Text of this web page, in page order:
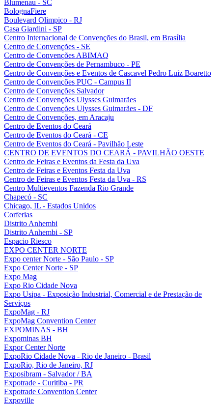
Blumenau - SC
BolognaFiere
Boulevard Olimpico - RJ
Casa Giardini - SP
Centro Internacional de Convenções do Brasil, em Brasília
Centro de Convenções - SE
Centro de Convenções ABIMAQ
Centro de Convenções de Pernambuco - PE
Centro de Convenções e Eventos de Cascavel Pedro Luiz Boaretto
Centro de Convenções PUC - Campus II
Centro de Convenções Salvador
Centro de Convenções Ulysses Guimarães
Centro de Convenções Ulysses Guimarães - DF
Centro de Convenções, em Aracaju
Centro de Eventos do Ceará
Centro de Eventos do Ceará - CE
Centro de Eventos do Ceará - Pavilhão Leste
CENTRO DE EVENTOS DO CEARÁ - PAVILHÃO OESTE
Centro de Feiras e Eventos da Festa da Uva
Centro de Feiras e Eventos Festa da Uva
Centro de Feiras e Eventos Festa da Uva - RS
Centro Multieventos Fazenda Rio Grande
Chapecó - SC
Chicago, IL - Estados Unidos
Corferias
Distrito Anhembi
Distrito Anhembi - SP
Espacio Riesco
EXPO CENTER NORTE
Expo center Norte - São Paulo - SP
Expo Center Norte - SP
Expo Mag
Expo Rio Cidade Nova
Expo Usipa - Exposição Industrial, Comercial e de Prestação de
Serviços
ExpoMag - RJ
ExpoMag Convention Center
EXPOMINAS - BH
Expominas BH
Expor Center Norte
ExpoRio Cidade Nova - Rio de Janeiro - Brasil
ExpoRio, Rio de Janeiro, RJ
Exposibram - Salvador / BA
Expotrade - Curitiba - PR
Expotrade Convention Center
Expoville